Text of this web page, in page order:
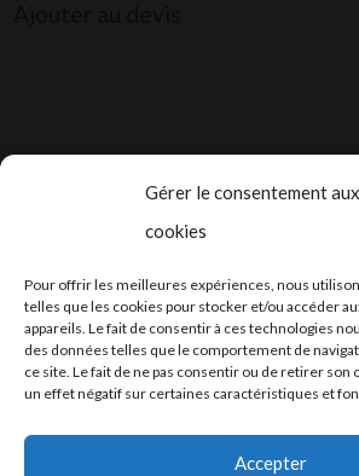
Gérer le consentement aux
cookies
Pour offrir les meilleures expériences, nous
telles que les cookies pour stocker et/ou accéder
appareils. Le fait de consentir à ces technologies
des données telles que le comportement de
ce site. Le fait de ne pas consentir ou de retirer
un effet négatif sur certaines caractéristiques et
Accepter
réservés – Conception web
Hébergement et mail